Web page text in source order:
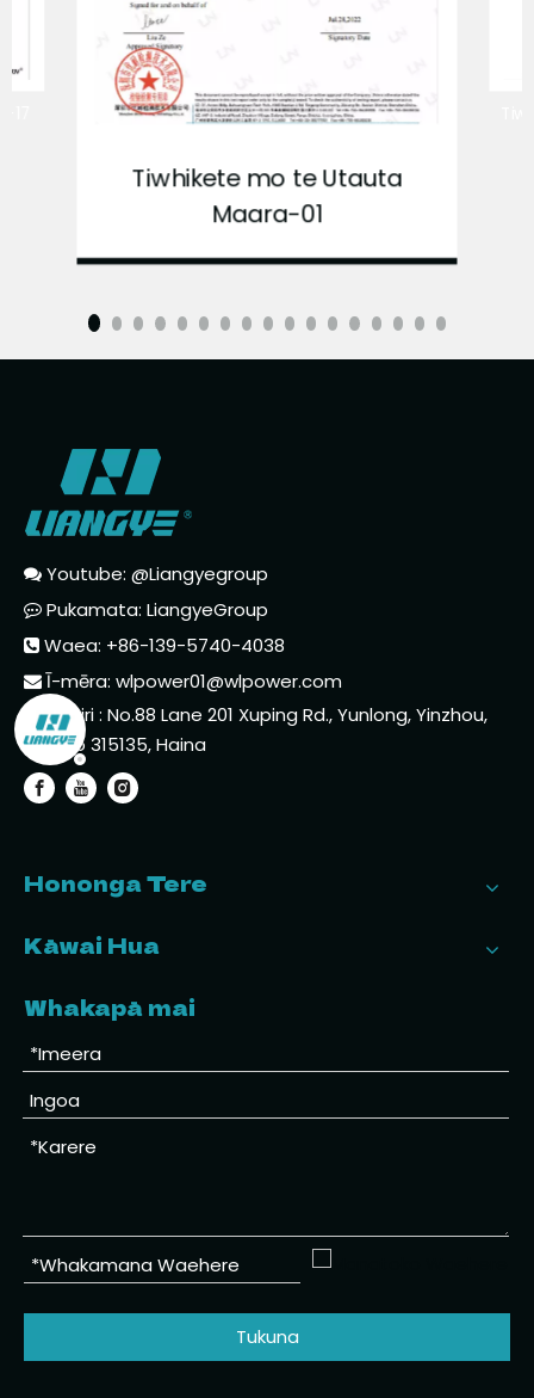
Tiwhikete mo te Utauta
Maara-01
 Youtube: @Liangyegroup
 Pukamata: LiangyeGroup
 Waea: +86-139-5740-4038
 Ī-mēra: wlpower01@wlpower.com
Tāpiri : No.88 Lane 201 Xuping Rd., Yunlong, Yinzhou,
Ningbo 315135, Haina
Hononga Tere
Kāwai Hua
Whakapā mai
Tukuna